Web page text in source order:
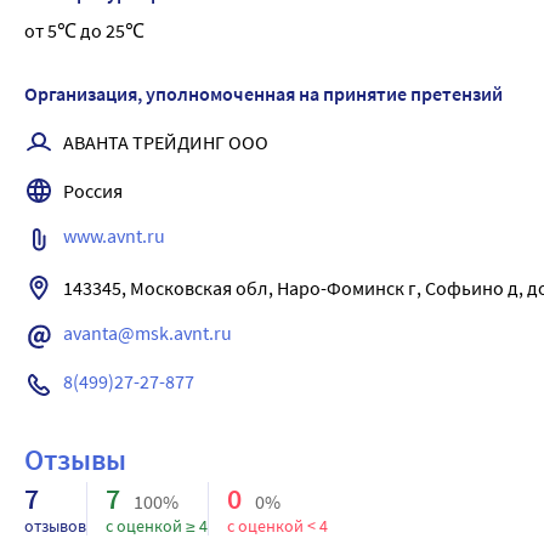
Результат: Мягкая и нежная кожа губ
от 5℃ до 25℃
Организация, уполномоченная на принятие претензий
АВАНТА ТРЕЙДИНГ ООО
Россия
www.avnt.ru
143345, Московская обл, Наро-Фоминск г, Софьино д,
avanta@msk.avnt.ru
8(499)27-27-877
Отзывы
7
отзывов
7 100%
с оценкой ≥ 4
0 0%
с оценкой < 4